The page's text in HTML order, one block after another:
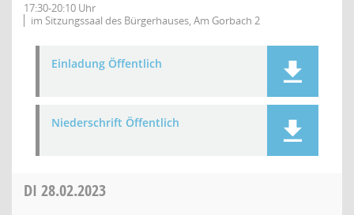
17:30-20:10 Uhr
im Sitzungssaal des Bürgerhauses, Am Gorbach 2
Einladung Öffentlich
Niederschrift Öffentlich
DI 28.02.2023